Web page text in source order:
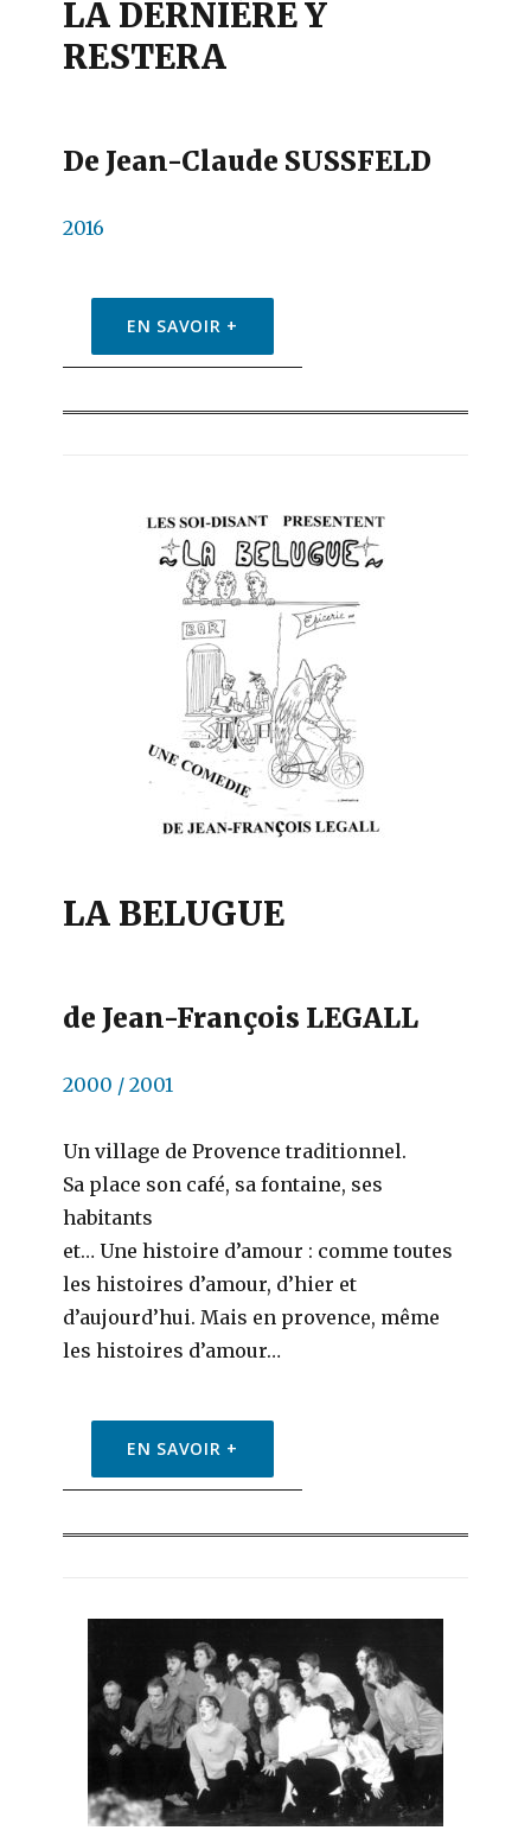
LA DERNIÈRE Y
RESTERA
De Jean-Claude SUSSFELD
2016
EN SAVOIR +
LA BELUGUE
de Jean-François LEGALL
2000 / 2001
Un village de Provence traditionnel.
Sa place son café, sa fontaine, ses
habitants
et… Une histoire d’amour : comme toutes
les histoires d’amour, d’hier et
d’aujourd’hui. Mais en provence, même
les histoires d’amour…
EN SAVOIR +